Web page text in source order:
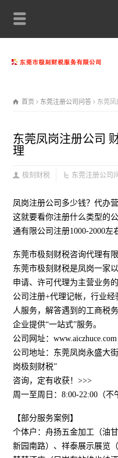
首页 东莞注册公司问答 东莞凤
东莞凤岗注册公司
理
极刻财税 东莞注册公司
凤岗注册公司多少钱？代办
这就要看你注册什么类型的
通有限公司注册1000-2000左
东莞市极刻财税咨询代理有
东莞市极刻财税是凤岗一家
申请、许可代理为主营业务
公司注册+代理记帐，行业
人服务，解答遇到的工商税
企业提供“一站式”服务。
公司网址：www.aiczhuce.com
公司地址：东莞凤岗永盛大
岗极刻财税”
咨询，定有收获！>>>
周一至周日：8:00-22:00（不
【部分服务案例】
个体户：舟扬五金加工（油
新园南路）、祥泰展示展览